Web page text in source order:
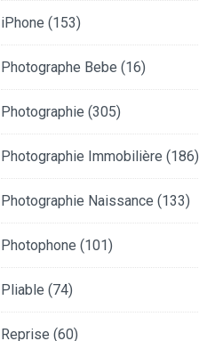
iPhone (153)
Photographe Bebe (16)
Photographie (305)
Photographie Immobilière (186)
Photographie Naissance (133)
Photophone (101)
Pliable (74)
Reprise (60)